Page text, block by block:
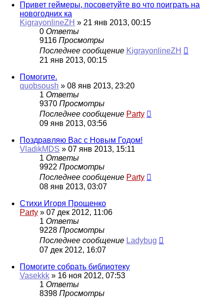
Привет геймеры, посоветуйте во что поиграть на
новогодних ка
KigrayonlineZH » 21 янв 2013, 00:15
0 Ответы
9116 Просмотры
Последнее сообщение KigrayonlineZH
21 янв 2013, 00:15
Помогите.
quobsoush » 08 янв 2013, 23:20
1 Ответы
9370 Просмотры
Последнее сообщение Party
09 янв 2013, 03:56
Поздравляю Вас с Новым Годом!
VladikMDS » 07 янв 2013, 15:11
1 Ответы
9922 Просмотры
Последнее сообщение Party
08 янв 2013, 03:07
Стихи Игоря Прощенко
Party » 07 дек 2012, 11:06
1 Ответы
9228 Просмотры
Последнее сообщение Ladybug
07 дек 2012, 16:07
Помогите собрать библиотеку
Vasekkk » 16 ноя 2012, 07:53
1 Ответы
8398 Просмотры